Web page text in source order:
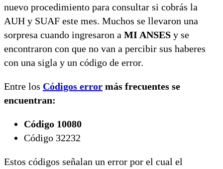
nuevo procedimiento para consultar si cobrás la
AUH y SUAF este mes. Muchos se llevaron una
sorpresa cuando ingresaron a MI ANSES y se
encontraron con que no van a percibir sus haberes
con una sigla y un código de error.
Entre los Códigos error más frecuentes se
encuentran:
Código 10080
Código 32232
Estos códigos señalan un error por el cual el